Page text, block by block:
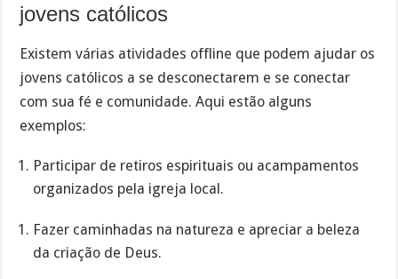
jovens católicos
Existem várias atividades offline que podem ajudar os
jovens católicos a se desconectarem e se conectar
com sua fé e comunidade. Aqui estão alguns
exemplos:
Participar de retiros espirituais ou acampamentos
organizados pela igreja local.
Fazer caminhadas na natureza e apreciar a beleza
da criação de Deus.